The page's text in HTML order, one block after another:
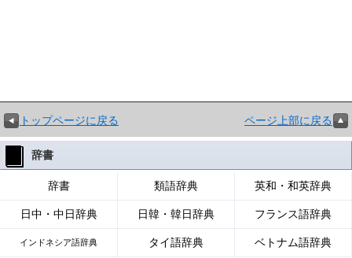
トップページに戻る ページ上部に戻る
辞書
辞書 類語辞典 英和・和英辞典
日中・中日辞典 日韓・韓日辞典 フランス語辞典
インドネシア語辞典 タイ語辞典 ベトナム語辞典